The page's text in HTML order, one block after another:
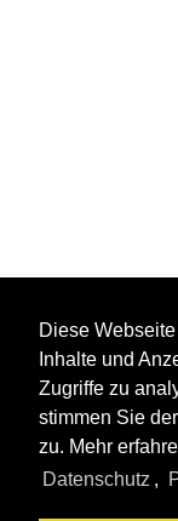
Diese
Inhalte und
Zugriffe zu
stimmen Sie
zu. Mehr
Datenschutz ,